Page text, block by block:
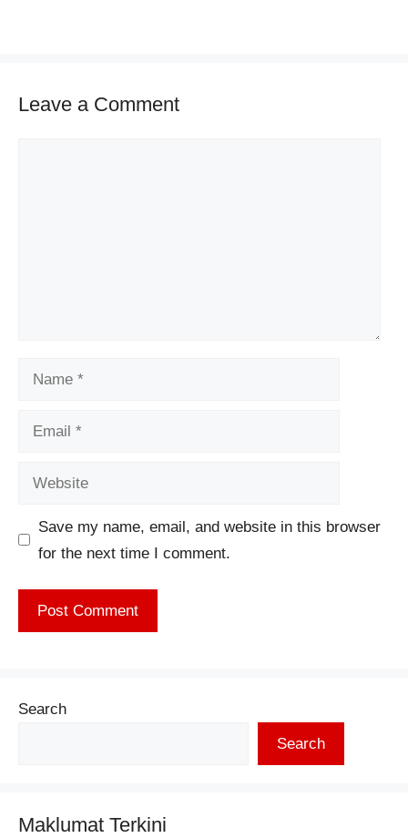
Leave a Comment
Name
Email
Website
Save my name, email, and website in this browser
for the next time I comment.
Search
Search
Maklumat Terkini